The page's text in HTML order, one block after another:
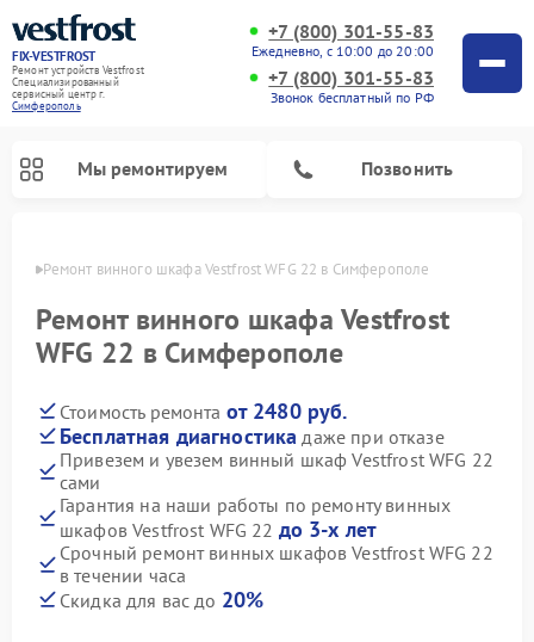
FIX-VESTFROST
Ремонт устройств Vestfrost
Специализированный
cервисный центр г.
Симферополь
+7 (800) 301-55-83
Ежедневно, с 10:00 до 20:00
+7 (800) 301-55-83
Звонок бесплатный по РФ
Мы ремонтируем Позвонить
Ремонт винного шкафа Vestfrost WFG 22 в Симферополе
Ремонт винного шкафа Vestfrost
WFG 22 в Симферополе
Стоимость ремонта от 2480 руб.
Бесплатная диагностика даже при отказе
Привезем и увезем винный шкаф Vestfrost WFG 22
сами
Гарантия на наши работы по ремонту винных
шкафов Vestfrost WFG 22 до 3-х лет
Срочный ремонт винных шкафов Vestfrost WFG 22
в течении часа
Скидка для вас до 20%